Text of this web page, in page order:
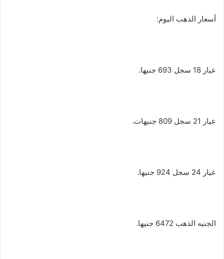
أسعار الذهب اليوم:
عيار 18 سجل 693 جنيها.
عيار 21 سجل 809 جنيهات.
عيار 24 سجل 924 جنيها.
الجنيه الذهب 6472 جنيها.